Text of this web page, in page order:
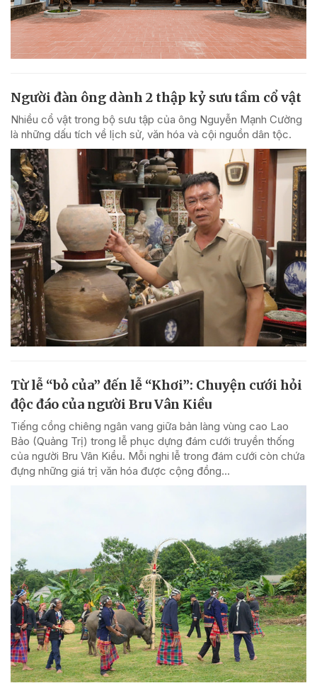
Người đàn ông dành 2 thập kỷ sưu tầm cổ vật
Nhiều cổ vật trong bộ sưu tập của ông Nguyễn Mạnh Cường
là những dấu tích về lịch sử, văn hóa và cội nguồn dân tộc.
Từ lễ “bỏ của” đến lễ “Khơi”: Chuyện cưới hỏi
độc đáo của người Bru Vân Kiều
Tiếng cồng chiêng ngân vang giữa bản làng vùng cao Lao
Bảo (Quảng Trị) trong lễ phục dựng đám cưới truyền thống
của người Bru Vân Kiều. Mỗi nghi lễ trong đám cưới còn chứa
đựng những giá trị văn hóa được cộng đồng...